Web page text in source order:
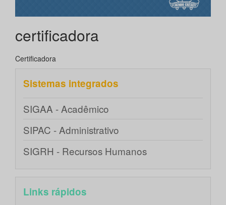
certificadora
Certificadora
Sistemas integrados
SIGAA - Acadêmico
SIPAC - Administrativo
SIGRH - Recursos Humanos
Links rápidos